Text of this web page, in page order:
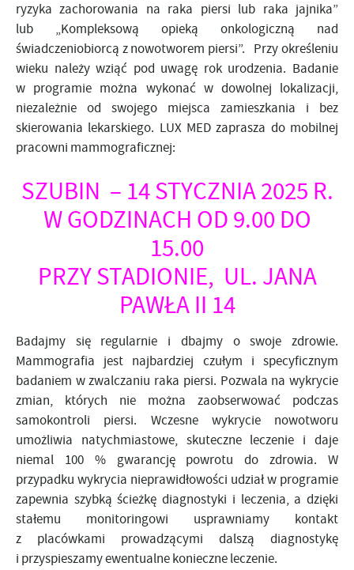
ryzyka zachorowania na raka piersi lub raka jajnika”
lub „Kompleksową opieką onkologiczną nad
świadczeniobiorcą z nowotworem piersi”. Przy określeniu
wieku należy wziąć pod uwagę rok urodzenia. Badanie
w programie można wykonać w dowolnej lokalizacji,
niezależnie od swojego miejsca zamieszkania i bez
skierowania lekarskiego. LUX MED zaprasza do mobilnej
pracowni mammograficznej:
SZUBIN – 14 STYCZNIA 2025 R.
W GODZINACH OD 9.00 DO
15.00
PRZY STADIONIE, UL. JANA
PAWŁA II 14
Badajmy się regularnie i dbajmy o swoje zdrowie.
Mammografia jest najbardziej czułym i specyficznym
badaniem w zwalczaniu raka piersi. Pozwala na wykrycie
zmian, których nie można zaobserwować podczas
samokontroli piersi. Wczesne wykrycie nowotworu
umożliwia natychmiastowe, skuteczne leczenie i daje
niemal 100 % gwarancję powrotu do zdrowia. W
przypadku wykrycia nieprawidłowości udział w programie
zapewnia szybką ścieżkę diagnostyki i leczenia, a dzięki
stałemu monitoringowi usprawniamy kontakt
z placówkami prowadzącymi dalszą diagnostykę
i przyspieszamy ewentualne konieczne leczenie.